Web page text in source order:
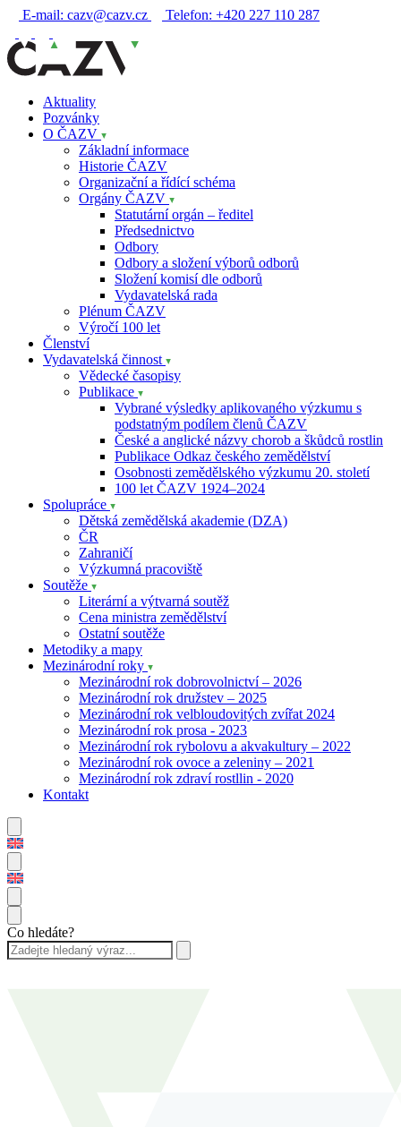
E-mail: cazv@cazv.cz Telefon: +420 227 110 287
Aktuality
Pozvánky
O ČAZV
Základní informace
Historie ČAZV
Organizační a řídící schéma
Orgány ČAZV
Statutární orgán – ředitel
Předsednictvo
Odbory
Odbory a složení výborů odborů
Složení komisí dle odborů
Vydavatelská rada
Plénum ČAZV
Výročí 100 let
Členství
Vydavatelská činnost
Vědecké časopisy
Publikace
Vybrané výsledky aplikovaného výzkumu s
podstatným podílem členů ČAZV
České a anglické názvy chorob a škůdců rostlin
Publikace Odkaz českého zemědělství
Osobnosti zemědělského výzkumu 20. století
100 let ČAZV 1924–2024
Spolupráce
Dětská zemědělská akademie (DZA)
ČR
Zahraničí
Výzkumná pracoviště
Soutěže
Literární a výtvarná soutěž
Cena ministra zemědělství
Ostatní soutěže
Metodiky a mapy
Mezinárodní roky
Mezinárodní rok dobrovolnictví – 2026
Mezinárodní rok družstev – 2025
Mezinárodní rok velbloudovitých zvířat 2024
Mezinárodní rok prosa - 2023
Mezinárodní rok rybolovu a akvakultury – 2022
Mezinárodní rok ovoce a zeleniny – 2021
Mezinárodní rok zdraví rostllin - 2020
Kontakt
Co hledáte?